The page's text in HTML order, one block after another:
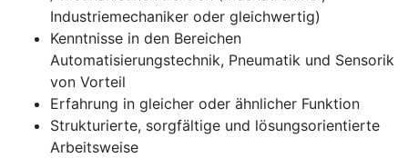
Industriemechaniker oder gleichwertig)
Kenntnisse in den Bereichen
Automatisierungstechnik, Pneumatik und Sensorik
von Vorteil
Erfahrung in gleicher oder ähnlicher Funktion
Strukturierte, sorgfältige und lösungsorientierte
Arbeitsweise